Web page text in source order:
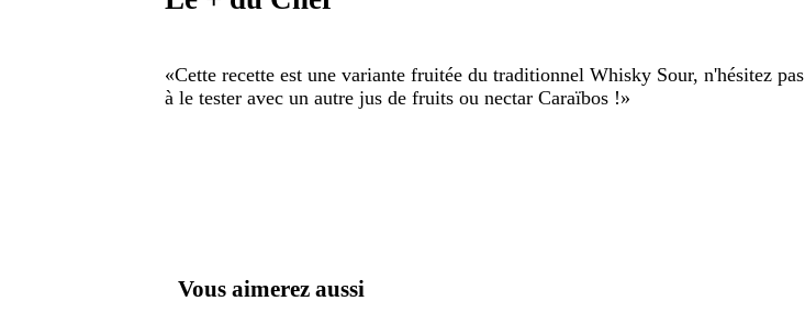
«Cette recette est une variante fruitée du traditionnel Whisky Sour, n'hésitez pas
à le tester avec un autre jus de fruits ou nectar Caraïbos !»
Vous aimerez aussi